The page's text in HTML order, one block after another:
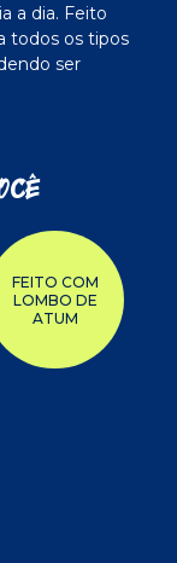
a dia. Feito
todos os tipos
ser
para
FEITO COM
LOMBO DE
ATUM